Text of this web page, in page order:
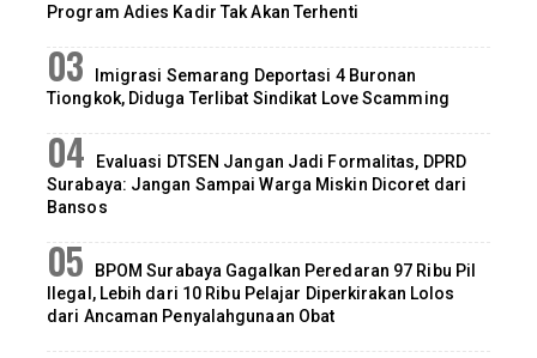
Program Adies Kadir Tak Akan Terhenti
Imigrasi Semarang Deportasi 4 Buronan
Tiongkok, Diduga Terlibat Sindikat Love Scamming
Evaluasi DTSEN Jangan Jadi Formalitas, DPRD
Surabaya: Jangan Sampai Warga Miskin Dicoret dari
Bansos
BPOM Surabaya Gagalkan Peredaran 97 Ribu Pil
Ilegal, Lebih dari 10 Ribu Pelajar Diperkirakan Lolos
dari Ancaman Penyalahgunaan Obat